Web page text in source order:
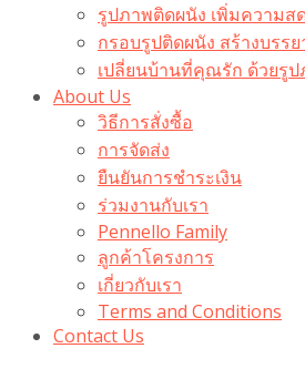
รูปภาพติดผนัง เพิ่มความ
กรอบรูปติดผนัง สร้างบรร
เปลี่ยนบ้านที่คุณรัก ด้วยรู
About Us
วิธีการสั่งซื้อ
การจัดส่ง
ยืนยันการชำระเงิน
ร่วมงานกับเรา
Pennello Family
ลูกค้าโครงการ
เกี่ยวกับเรา
Terms and Conditions
Contact Us